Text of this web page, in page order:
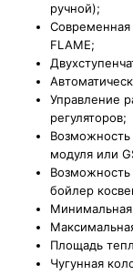
ручной);
Современная
FLAME;
Управление
регуляторов;
модуля или
бойлер
Площадь
Чугунная